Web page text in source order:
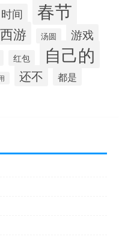
时间 春节
游 汤圆 游戏
红包 自己的
还不 都是